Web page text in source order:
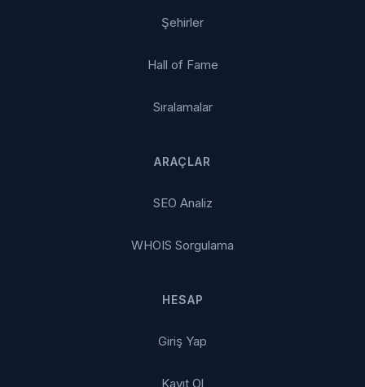
Şehirler
Hall of Fame
Sıralamalar
ARAÇLAR
SEO Analiz
WHOIS Sorgulama
HESAP
Giriş Yap
Kayıt Ol